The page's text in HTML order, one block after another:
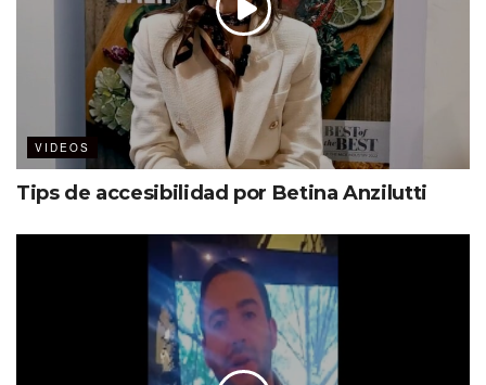
VIDEOS
Tips de accesibilidad por Betina Anzilutti